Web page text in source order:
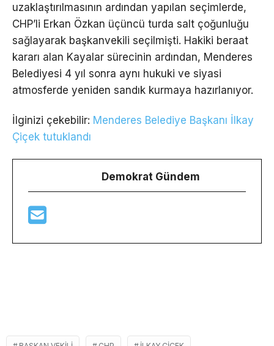
uzaklaştırılmasının ardından yapılan seçimlerde,
CHP’li Erkan Özkan üçüncü turda salt çoğunluğu
sağlayarak başkanvekili seçilmişti. Hakiki beraat
kararı alan Kayalar sürecinin ardından, Menderes
Belediyesi 4 yıl sonra aynı hukuki ve siyasi
atmosferde yeniden sandık kurmaya hazırlanıyor.
İlginizi çekebilir: Menderes Belediye Başkanı İlkay
Çiçek tutuklandı
Demokrat Gündem